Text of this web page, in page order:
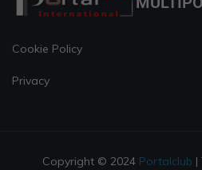
Cookie Policy
Privacy
Copyright © 2024 Portalclub |